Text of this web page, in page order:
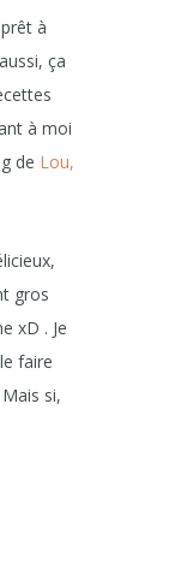
à
ça
à moi
de Lou,
gros
xD . Je
faire
Mais si,